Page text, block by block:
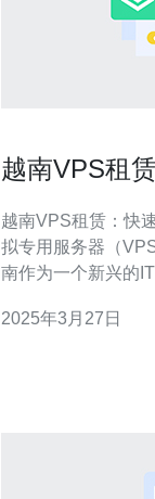
越南VPS租
越南VPS租赁：快速、稳定、可
拟专用服务器（
南作为一个新兴的
速、稳定和可靠的特点。 越南VPS租赁服务提
2025年3月27日